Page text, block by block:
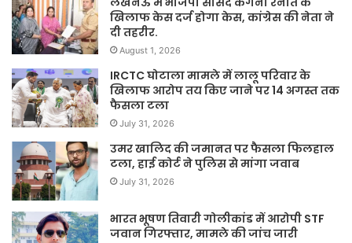
खिलाफ केस दर्ज होगा केस, कांग्रेस की नेता ने
दी तहरीर.
August 1, 2026
IRCTC घोटाला मामले में लालू परिवार के
खिलाफ आरोप तय किए जाने पर 14 अगस्त तक
फैसला टला
July 31, 2026
उमर खालिद की जमानत पर फैसला फिलहाल
टला, हाई कोर्ट ने पुलिस से मांगा जवाब
July 31, 2026
भारत भूषण तिवारी गोलीकांड में आरोपी STF
जवान गिरफ्तार, मामले की जांच जारी